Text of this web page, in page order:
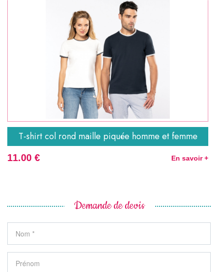
T-shirt col rond maille piquée homme et femme
11.00 € En savoir +
Demande de devis